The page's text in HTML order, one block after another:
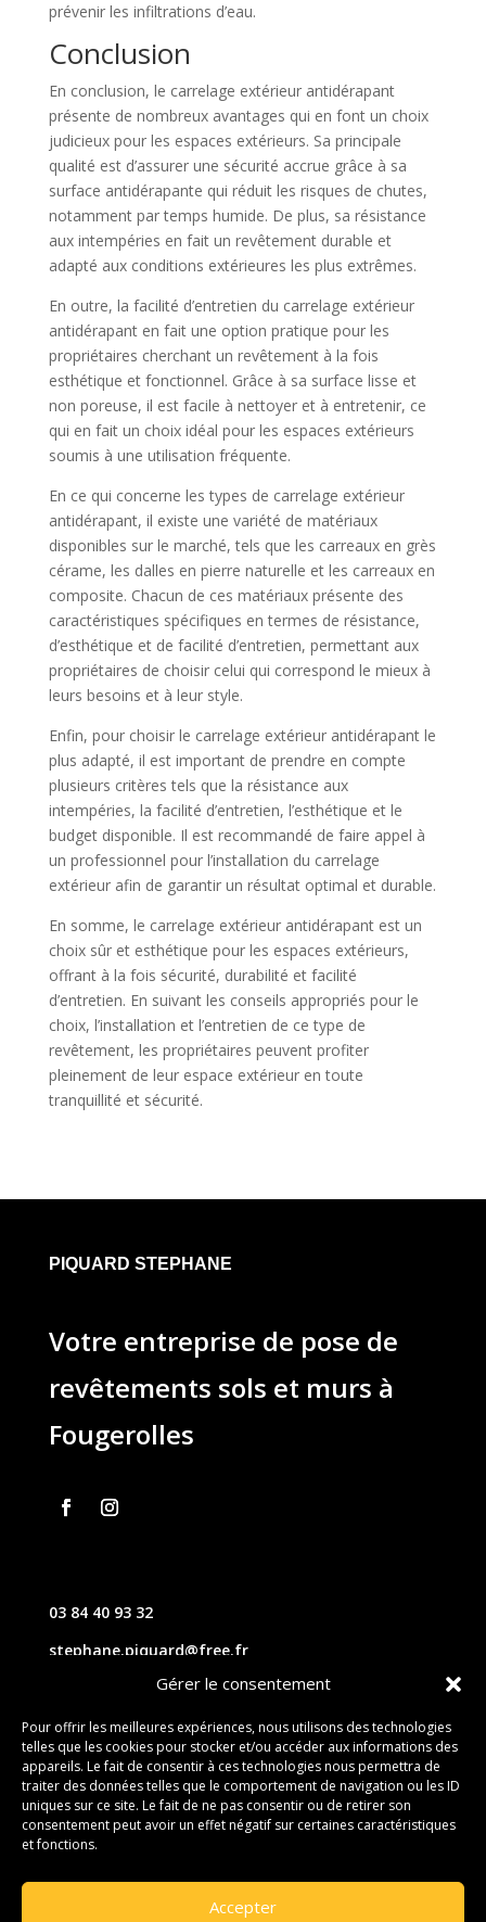
Gérer le consentement
Pour offrir les meilleures expériences, nous utilisons des technologies
telles que les cookies pour stocker et/ou accéder aux informations des
appareils. Le fait de consentir à ces technologies nous permettra de
traiter des données telles que le comportement de navigation ou les ID
uniques sur ce site. Le fait de ne pas consentir ou de retirer son
consentement peut avoir un effet négatif sur certaines caractéristiques
et fonctions.
Accepter
prévenir les infiltrations d’eau.
Conclusion
En conclusion, le carrelage extérieur antidérapant
présente de nombreux avantages qui en font un choix
judicieux pour les espaces extérieurs. Sa principale
qualité est d’assurer une sécurité accrue grâce à sa
surface antidérapante qui réduit les risques de chutes,
notamment par temps humide. De plus, sa résistance
aux intempéries en fait un revêtement durable et
adapté aux conditions extérieures les plus extrêmes.
En outre, la facilité d’entretien du carrelage extérieur
antidérapant en fait une option pratique pour les
propriétaires cherchant un revêtement à la fois
esthétique et fonctionnel. Grâce à sa surface lisse et
non poreuse, il est facile à nettoyer et à entretenir, ce
qui en fait un choix idéal pour les espaces extérieurs
soumis à une utilisation fréquente.
En ce qui concerne les types de carrelage extérieur
antidérapant, il existe une variété de matériaux
disponibles sur le marché, tels que les carreaux en grès
cérame, les dalles en pierre naturelle et les carreaux en
composite. Chacun de ces matériaux présente des
caractéristiques spécifiques en termes de résistance,
d’esthétique et de facilité d’entretien, permettant aux
propriétaires de choisir celui qui correspond le mieux à
leurs besoins et à leur style.
Enfin, pour choisir le carrelage extérieur antidérapant le
plus adapté, il est important de prendre en compte
plusieurs critères tels que la résistance aux
intempéries, la facilité d’entretien, l’esthétique et le
budget disponible. Il est recommandé de faire appel à
un professionnel pour l’installation du carrelage
extérieur afin de garantir un résultat optimal et durable.
En somme, le carrelage extérieur antidérapant est un
choix sûr et esthétique pour les espaces extérieurs,
offrant à la fois sécurité, durabilité et facilité
d’entretien. En suivant les conseils appropriés pour le
choix, l’installation et l’entretien de ce type de
revêtement, les propriétaires peuvent profiter
pleinement de leur espace extérieur en toute
tranquillité et sécurité.
PIQUARD STEPHANE
Votre entreprise de pose de
revêtements sols et murs à
Fougerolles
03 84 40 93 32
stephane.piquard@free.fr
61 les chavannes – 70220 FOUGEROLLES
Contact